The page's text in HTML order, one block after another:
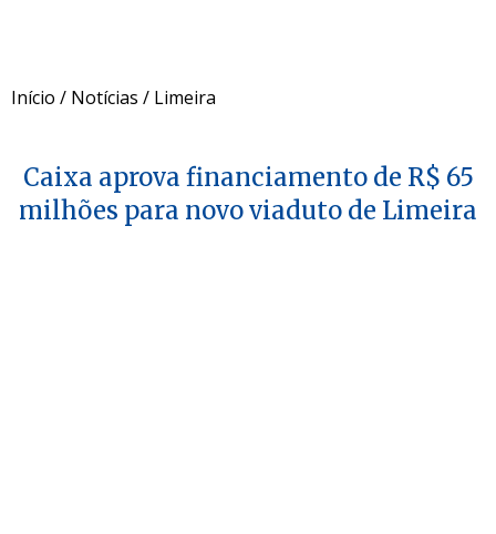
Início / Notícias / Limeira
Caixa aprova financiamento de R$ 65
milhões para novo viaduto de Limeira